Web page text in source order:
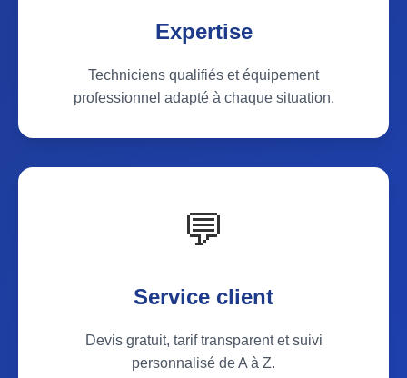
Expertise
Techniciens qualifiés et équipement
professionnel adapté à chaque situation.
💬
Service client
Devis gratuit, tarif transparent et suivi
personnalisé de A à Z.